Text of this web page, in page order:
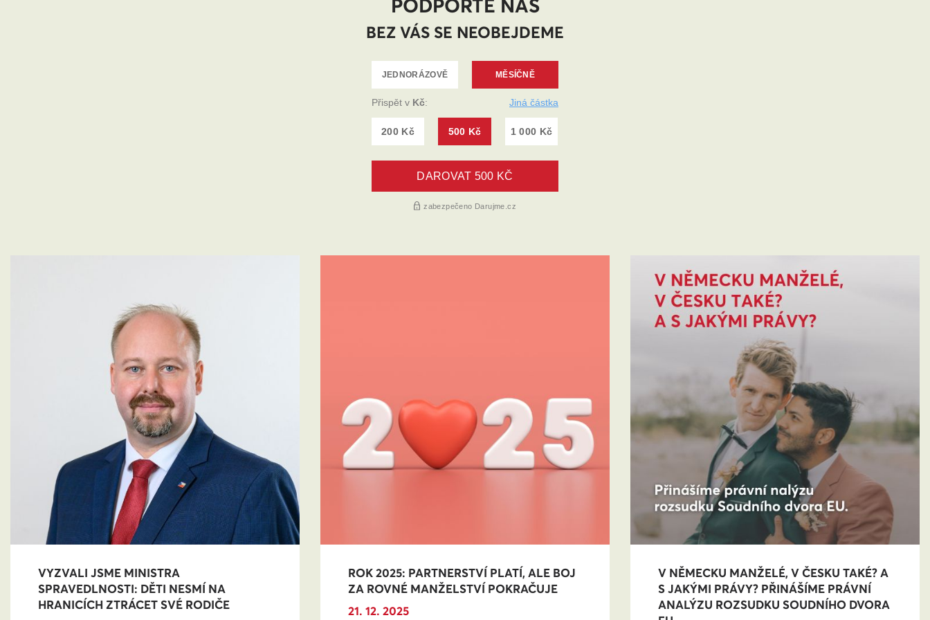
PODPOŘTE NÁS
BEZ VÁS SE NEOBEJDEME
VYZVALI JSME MINISTRA
SPRAVEDLNOSTI: DĚTI NESMÍ NA
HRANICÍCH ZTRÁCET SVÉ RODIČE
ROK 2025: PARTNERSTVÍ PLATÍ, ALE BOJ
ZA ROVNÉ MANŽELSTVÍ POKRAČUJE
21. 12. 2025
V NĚMECKU MANŽELÉ, V ČESKU TAKÉ? A
S JAKÝMI PRÁVY? PŘINÁŠÍME PRÁVNÍ
ANALÝZU ROZSUDKU SOUDNÍHO DVORA